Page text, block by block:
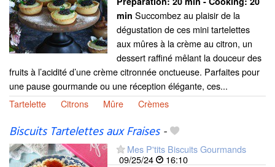
min Succombez au plaisir de la
dégustation de ces mini tartelettes
aux mûres à la crème au citron, un
dessert raffiné mêlant la douceur des
fruits à l’acidité d’une crème citronnée onctueuse. Parfaites pour
une pause gourmande ou une réception élégante, ces...
Tartelette
Citrons Mûre Crèmes
Biscuits Tartelettes aux Fraises-
Mes P'tits Biscuits Gourmands
09/25/24
16:10